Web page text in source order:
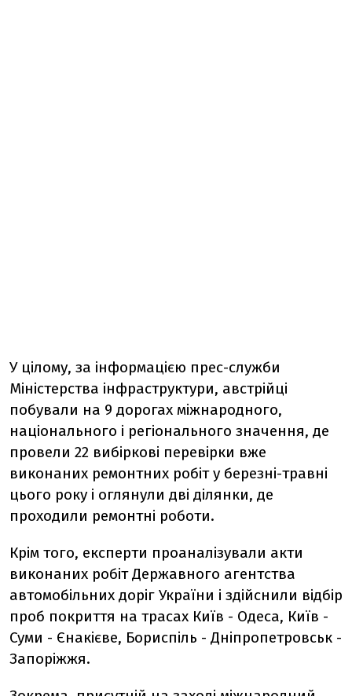
У цілому, за інформацією прес-служби
Міністерства інфраструктури, австрійці
побували на 9 дорогах міжнародного,
національного і регіонального значення, де
провели 22 вибіркові перевірки вже
виконаних ремонтних робіт у березні-травні
цього року і оглянули дві ділянки, де
проходили ремонтні роботи.
Крім того, експерти проаналізували акти
виконаних робіт Державного агентства
автомобільних доріг України і здійснили відбір
проб покриття на трасах Київ - Одеса, Київ -
Суми - Єнакієве, Бориспіль - Дніпропетровськ -
Запоріжжя.